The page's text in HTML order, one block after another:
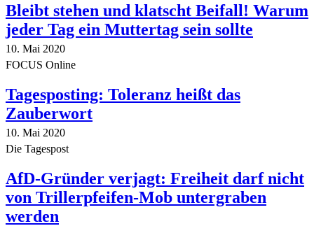
Bleibt stehen und klatscht Beifall! Warum
jeder Tag ein Muttertag sein sollte
10. Mai 2020
FOCUS Online
Tagesposting: Toleranz heißt das
Zauberwort
10. Mai 2020
Die Tagespost
AfD-Gründer verjagt: Freiheit darf nicht
von Trillerpfeifen-Mob untergraben
werden